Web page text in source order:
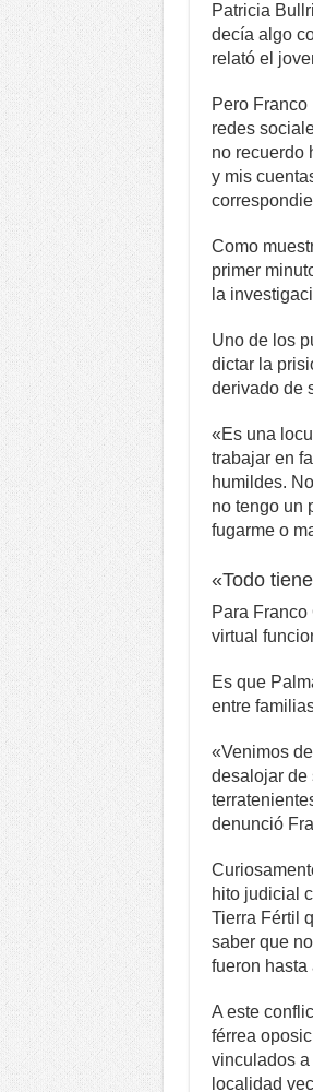
Patricia
decía algo
relató el
Pero
redes
no recuerdo
y mis
Como
primer
la
Uno de los
dictar la
derivado de
«Es una
trabajar en
humildes.
no tengo un
fugarme o
«Todo
Para
virtual
Es que
entre
«Venimos
desalojar de
denunció
hito judicial
Tierra Fértil
saber que
fueron hasta
A este
férrea
vinculados
localidad